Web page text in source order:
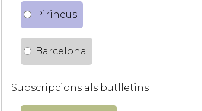
Pirineus
Barcelona
Subscripcions als butlletins